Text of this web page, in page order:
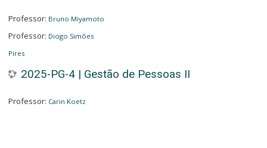
Professor: Bruno Miyamoto
Professor: Diogo Simões
Pires
2025-PG-4 | Gestão de Pessoas II
Professor: Carin Koetz